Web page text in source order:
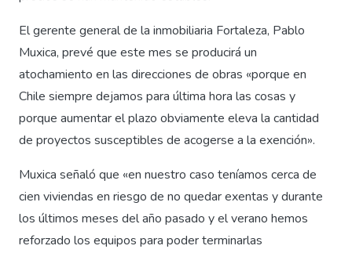
El gerente general de la inmobiliaria Fortaleza, Pablo
Muxica, prevé que este mes se producirá un
atochamiento en las direcciones de obras «porque en
Chile siempre dejamos para última hora las cosas y
porque aumentar el plazo obviamente eleva la cantidad
de proyectos susceptibles de acogerse a la exención».
Muxica señaló que «en nuestro caso teníamos cerca de
cien viviendas en riesgo de no quedar exentas y durante
los últimos meses del año pasado y el verano hemos
reforzado los equipos para poder terminarlas